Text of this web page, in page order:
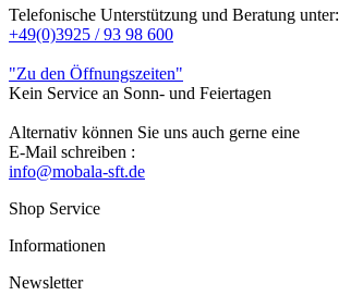
Telefonische Unterstützung und Beratung unter:
+49(0)3925 / 93 98 600
"Zu den Öffnungszeiten"
Kein Service an Sonn- und Feiertagen
Alternativ können Sie uns auch gerne eine
E-Mail schreiben :
info@mobala-sft.de
Shop Service
Informationen
Newsletter